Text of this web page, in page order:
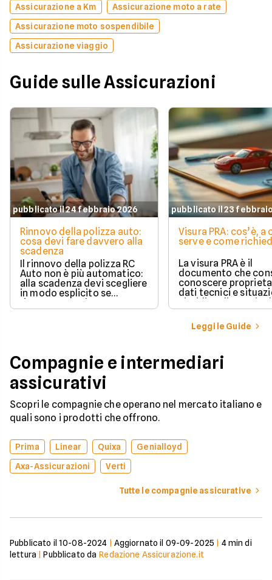
Assicurazione a Km
Assicurazione moto a rate
Assicurazione moto sospendibile
Assicurazione viaggio
Guide sulle Assicurazioni
pubblicato il 24 febbraio 2026
Rinnovo della polizza auto:
cosa devi fare davvero alla
scadenza
Il rinnovo della polizza RC
Auto non è più automatico:
alla scadenza devi scegliere
in modo esplicito se
rinnovare con la stessa
compagnia o stipulare un
pubblicato il 23
Visura PRA: cos’è, a
serve e come
La visura PRA è il
documento che
conoscere
dati tecnici e
giuridica di un
iscritto al Pubblico
Automobilistico.
Leggi le Guide
Compagnie e intermediari
assicurativi
Scopri le compagnie che operano nel mercato italiano e
quali sono i prodotti che offrono.
Prima Linear Quixa
Genialloyd
Axa-Assicurazioni
Verti
Tutte le compagnie assicurative
Pubblicato il 10-08-2024 Aggiornato il 09-09-2025 4min di
lettura |Pubblicato da Redazione Assicurazione.it